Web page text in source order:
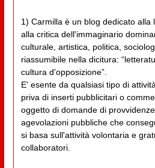
1) Carmilla è un blog dedicato alla
alla critica dell'immaginario
culturale, artistica, politica,
riassumibile nella dicitura:
cultura d'opposizione”.
E' esente da qualsiasi tipo di
priva di inserti pubblicitari o
oggetto di domande di
agevolazioni pubbliche che
si basa sull'attività volontaria e
collaboratori.